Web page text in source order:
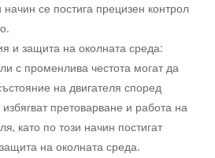
начин се постига прецизен контрол
и защита на околната среда:
с променлива честота могат да
на двигателя според
претоварване и работа на
като по този начин постигат
на околната среда.